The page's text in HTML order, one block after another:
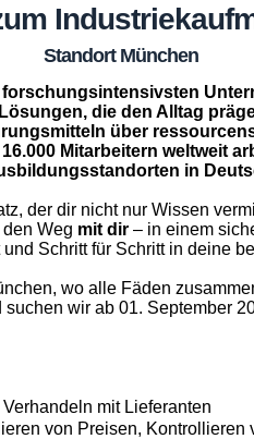
Standort München
die den Alltag
über
Mitarbeitern weltweit
in
der dir nicht nur Wissen
Weg mit dir – in einem
Schritt für Schritt in deine
wo alle Fäden
wir ab 01. September
mit Lieferanten
von Preisen, Kontrollieren